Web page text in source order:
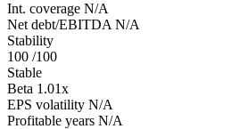
Int. coverage N/A
Net debt/EBITDA N/A
Stability
100 /100
Stable
Beta 1.01x
EPS volatility N/A
Profitable years N/A